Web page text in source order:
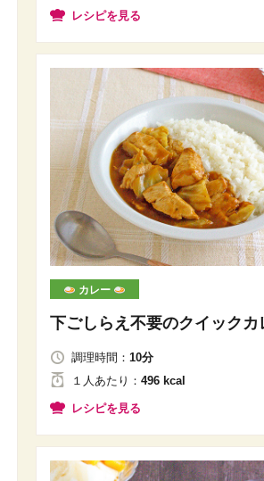
レシピを見る
カレー
下ごしらえ不要のクイックカ
調理時間： 10分
１人あたり ： 496 kcal
レシピを見る